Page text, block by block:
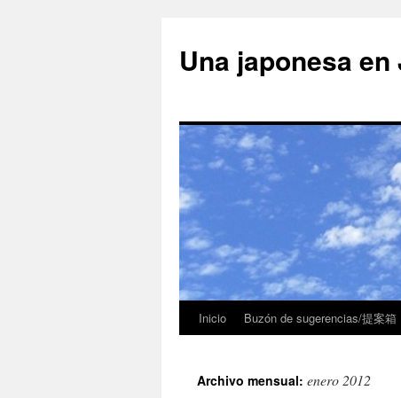
Una japonesa en
Inicio Buzón de sugerencias/提案箱
Archivo mensual: enero 2012